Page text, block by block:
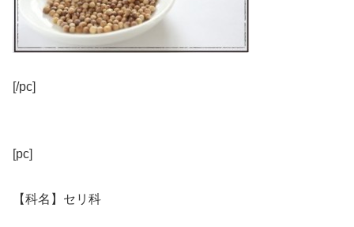
[/pc]
[pc]
【科名】セリ科